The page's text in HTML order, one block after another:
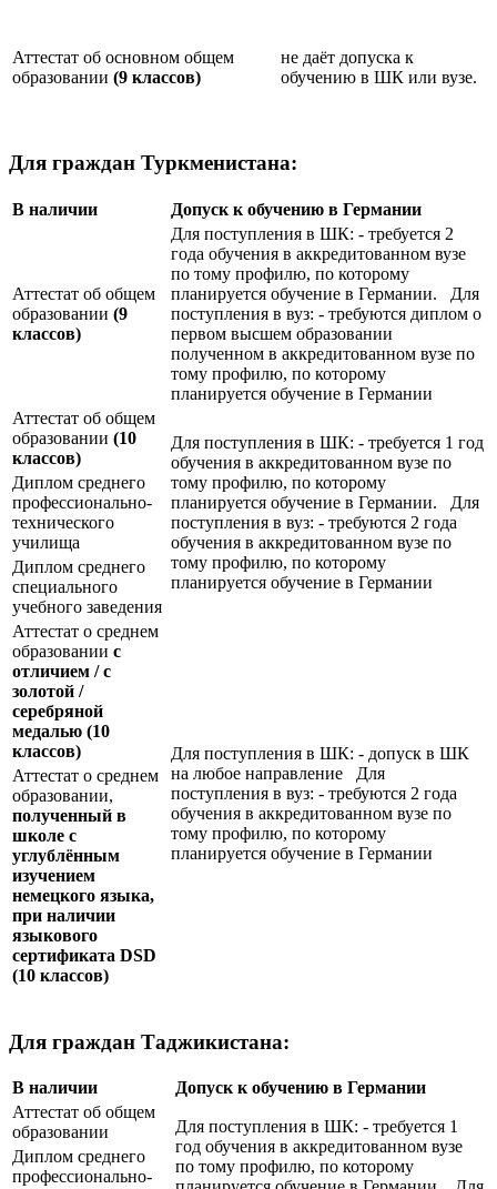
Аттестат об основном общем
образовании (9 классов)
не даёт допуска к
обучению в ШК или вузе.
Для граждан Туркменистана:
В наличии Допуск к обучению в Германии
Аттестат об общем
образовании (9
классов)
Для поступления в ШК: - требуется 2
года обучения в аккредитованном вузе
по тому профилю, по которому
планируется обучение в Германии. Для
поступления в вуз: - требуются диплом о
первом высшем образовании
полученном в аккредитованном вузе по
тому профилю, по которому
планируется обучение в Германии
Аттестат об общем
образовании (10
классов)
Для поступления в ШК: - требуется 1 год
обучения в аккредитованном вузе по
тому профилю, по которому
планируется обучение в Германии. Для
поступления в вуз: - требуются 2 года
обучения в аккредитованном вузе по
тому профилю, по которому
планируется обучение в Германии
Диплом среднего
профессионально-
технического
училища
Диплом среднего
специального
учебного заведения
Аттестат о среднем
образовании с
отличием / с
золотой /
серебряной
медалью (10
классов)
Для поступления в ШК: - допуск в ШК
на любое направление Для
поступления в вуз: - требуются 2 года
обучения в аккредитованном вузе по
тому профилю, по которому
планируется обучение в Германии
Аттестат о среднем
образовании,
полученный в
школе с
углублённым
изучением
немецкого языка,
при наличии
языкового
сертификата DSD
(10 классов)
Для граждан Таджикистана:
В наличии
Допуск к обучению в Германии
Аттестат об общем
образовании
Для поступления в ШК: - требуется 1
год обучения в аккредитованном вузе
по тому профилю, по которому
Диплом среднего
профессионально-